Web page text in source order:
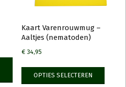
Kaart Varenrouwmug –
Aaltjes (nematoden)
€34,95
OPTIES SELECTEREN
Dit